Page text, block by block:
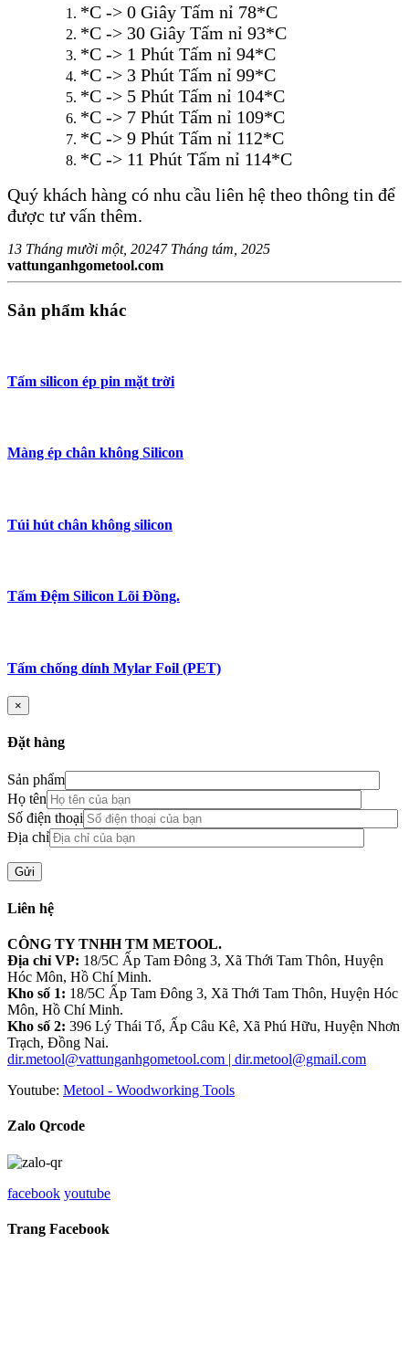
*C -> 0 Giây Tấm nỉ 78*C
*C -> 30 Giây Tấm nỉ 93*C
*C -> 1 Phút Tấm nỉ 94*C
*C -> 3 Phút Tấm nỉ 99*C
*C -> 5 Phút Tấm nỉ 104*C
*C -> 7 Phút Tấm nỉ 109*C
*C -> 9 Phút Tấm nỉ 112*C
*C -> 11 Phút Tấm nỉ 114*C
Quý khách hàng có nhu cầu liên hệ theo thông tin để
được tư vấn thêm.
13 Tháng mười một, 20247 Tháng tám, 2025
vattunganhgometool.com
Sản phẩm khác
Tấm silicon ép pin mặt trời
Màng ép chân không Silicon
Túi hút chân không silicon
Tấm Đệm Silicon Lõi Đồng.
Tấm chống dính Mylar Foil (PET)
×
Đặt hàng
Sản phẩm
Họ tên
Số điện thoại
Địa chỉ
Liên hệ
CÔNG TY TNHH TM METOOL.
Địa chỉ VP: 18/5C Ấp Tam Đông 3, Xã Thới Tam Thôn, Huyện
Hóc Môn, Hồ Chí Minh.
Kho số 1: 18/5C Ấp Tam Đông 3, Xã Thới Tam Thôn, Huyện Hóc
Môn, Hồ Chí Minh.
Kho số 2: 396 Lý Thái Tổ, Ấp Câu Kê, Xã Phú Hữu, Huyện Nhơn
Trạch, Đồng Nai.
dir.metool@vattunganhgometool.com | dir.metool@gmail.com
Youtube: Metool - Woodworking Tools
Zalo Qrcode
facebook youtube
Trang Facebook